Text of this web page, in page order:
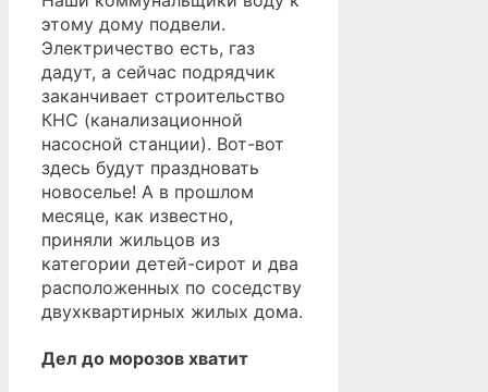
этому дому подвели.
Электричество есть, газ
дадут, а сейчас подрядчик
заканчивает строительство
КНС (канализационной
насосной станции). Вот-вот
здесь будут праздновать
новоселье! А в прошлом
месяце, как известно,
приняли жильцов из
категории детей-сирот и два
расположенных по соседству
двухквартирных жилых дома.
Дел до морозов хватит